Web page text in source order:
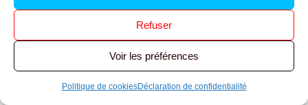
Refuser
Voir les préférences
Politique de cookiesDéclaration de confidentialité